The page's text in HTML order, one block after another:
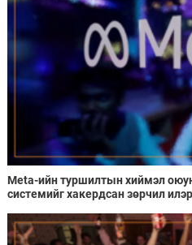
Meta-ийн туршилтын хиймэл
системийг хакердсан зөрчил